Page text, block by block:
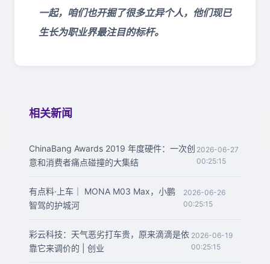
一起，咱们也开掘了很多立异个人，他们现已
生长为职业界最注目的标杆。
相关新闻
ChinaBang Awards 2019 年度硬件：一次创
意和消费者痛点碰撞的大集结
2026-06-27
00:25:15
有点料·上车｜ MONA M03 Max，小鹏
智驾的护城河
2026-06-26
00:25:15
彩云科技：天气恶劣打车贵，原来滴滴是依
靠它来调价的 | 创业
2026-06-19
00:25:15